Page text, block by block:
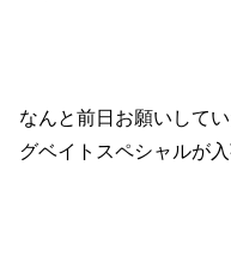
なんと前日お願いして
グベイトスペシャルが